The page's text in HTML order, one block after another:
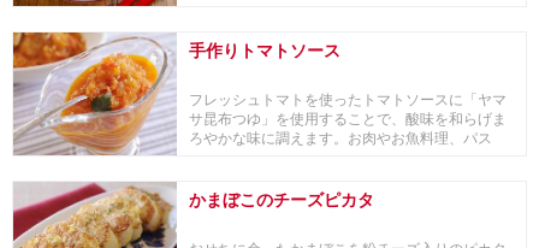
手作りトマトソース
フレッシュトマトを使ったトマトソースに「ヤマ
サ昆布つゆ」を使用することで、酸味を和らげま
ろやかな味に調えます。お肉やお魚料理、パス
かまぼこのチーズピカタ